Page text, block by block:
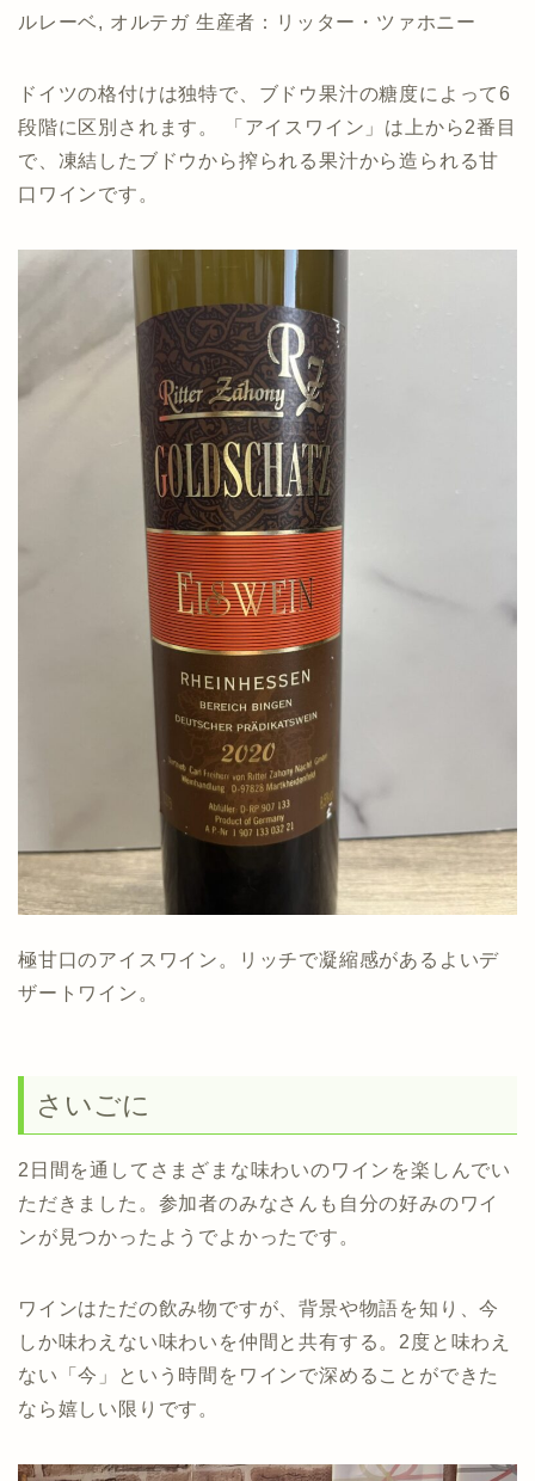
ルレーベ, オルテガ 生産者：リッター・ツァホニー
ドイツの格付けは独特で、ブドウ果汁の糖度によって6
段階に区別されます。 「アイスワイン」は上から2番目
で、凍結したブドウから搾られる果汁から造られる甘
口ワインです。
極甘口のアイスワイン。リッチで凝縮感があるよいデ
ザートワイン。
さいごに
2日間を通してさまざまな味わいのワインを楽しんでい
ただきました。参加者のみなさんも自分の好みのワイ
ンが見つかったようでよかったです。
ワインはただの飲み物ですが、背景や物語を知り、今
しか味わえない味わいを仲間と共有する。2度と味わえ
ない「今」という時間をワインで深めることができた
なら嬉しい限りです。